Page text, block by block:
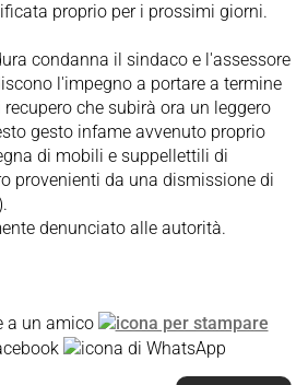
proprio per i prossimi giorni.
condanna il sindaco e l'assessore
l'impegno a portare a termine
che subirà ora un leggero
gesto infame avvenuto proprio
di mobili e suppellettili di
provenienti da una dismissione di
denunciato alle autorità.